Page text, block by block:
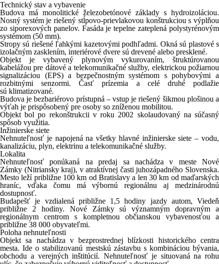
Technický stav a vybavenie
Budova má monolitické železobetónové základy s hydroizoláciou.
Nosný systém je riešený stĺpovo-prievlakovou konštrukciou s výplňou
zo siporexových panelov. Fasáda jetepelne zateplená polystyrénovým
systémom (50 mm).
Stropy sú riešenéľahkými kazetovými podhľadmi. Okná sú plastové s
izolačným zasklením, interiérové dvere sú drevené alebo presklené.
Objekt je vybavený plynovým vykurovaním, štruktúrovanou
kabelážou pre dátové a telekomunikačné služby, elektrickou požiarnou
signalizáciou (EPS)a bezpečnostným systémom s pohybovými a
rozbitnými senzormi. Časť prízemia a celé druhé podlažie
sú klimatizované.
Budova jebezbariérovo prístupná – vstup je riešený šikmou plošinou a
výťah je prispôsobený pre osoby so zníženou mobilitou.
Objekt bol po rekonštrukcii v roku 2002 skolaudovanýna súčasný
spôsob využitia.
Inžinierske siete
Nehnuteľnosť je napojená navšetky hlavné inžinierske siete – vodu,
kanalizáciu, plyn, elektrinu a telekomunikačné služby.
Lokalita
Nehnuteľnosť ponúkaná na predaj sa nachádza v meste Nové
Zámky (Nitriansky kraj), v atraktívnej časti juhozápadného Slovenska.
Mesto leží približne 100 km od Bratislavy a len 30 km od maďarských
hraníc, vďaka čomu má výbornú regionálnu aj medzinárodnú
dostupnosť.
Budapešť je vzdialená približne 1,5 hodiny jazdy autom, Viedeň
približne 2 hodiny. Nové Zámky sú významnýmdopravným a
regionálnym centrom s kompletnou občianskou vybavenosťou a
približne 38 000 obyvateľmi.
Poloha nehnuteľnosti
Objekt sa nachádza v bezprostrednej blízkosti historického centra
mesta. Ide o stabilizovanú mestskú zástavbu s kombináciou bývania,
obchodu a verejných inštitúcií. Nehnuteľnosť je situovanána rohu